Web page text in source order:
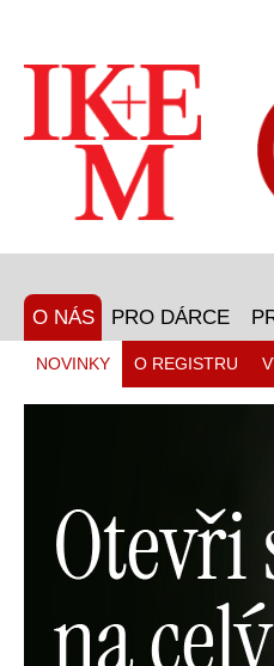
O NÁS
NOVINKY O REGISTRU
PRO DÁRCE